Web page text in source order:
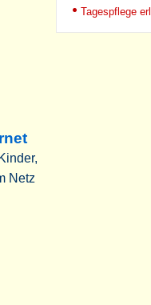
Netz
Tagespflege